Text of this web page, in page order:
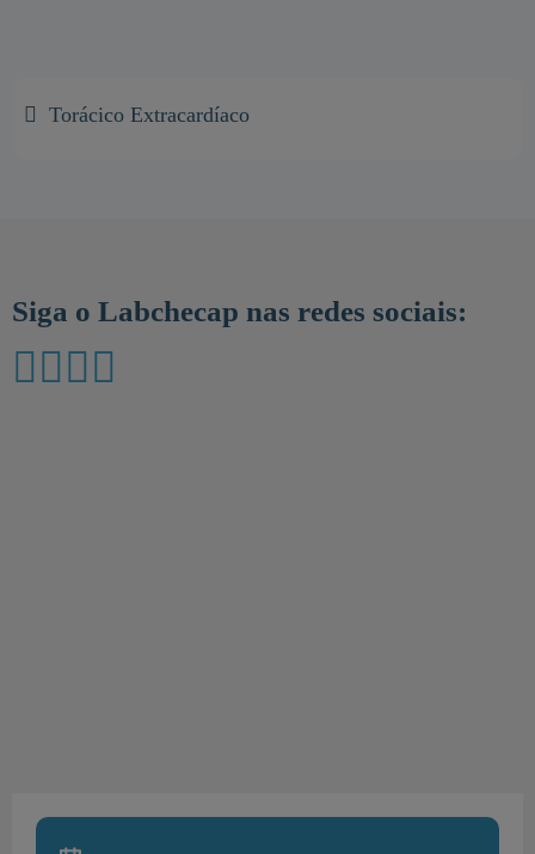
Torácico Extracardíaco
Siga o Labchecap nas redes sociais: